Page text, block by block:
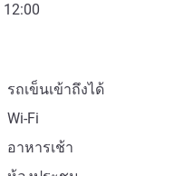
12:00
รถเข็นเข้าถึงได้
Wi-Fi
อาหารเช้า